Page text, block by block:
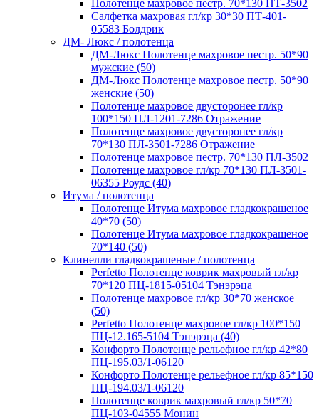
Полотенце махровое пестр. 70*130 ПТ-3502
Салфетка махровая гл/кр 30*30 ПТ-401-
05583 Болдрик
ДМ- Люкс / полотенца
ДМ-Люкс Полотенце махровое пестр. 50*90
мужские (50)
ДМ-Люкс Полотенце махровое пестр. 50*90
женские (50)
Полотенце махровое двусторонее гл/кр
100*150 ПЛ-1201-7286 Отражение
Полотенце махровое двусторонее гл/кр
70*130 ПЛ-3501-7286 Отражение
Полотенце махровое пестр. 70*130 ПЛ-3502
Полотенце махровое гл/кр 70*130 ПЛ-3501-
06355 Роудс (40)
Итума / полотенца
Полотенце Итума махровое гладкокрашеное
40*70 (50)
Полотенце Итума махровое гладкокрашеное
70*140 (50)
Клинелли гладкокрашеные / полотенца
Perfetto Полотенце коврик махровый гл/кр
70*120 ПЦ-1815-05104 Тэнэрэца
Полотенце махровое гл/кр 30*70 женское
(50)
Perfetto Полотенце махровое гл/кр 100*150
ПЦ-12.165-5104 Тэнэрэца (40)
Конфорто Полотенце рельефное гл/кр 42*80
ПЦ-195.03/1-06120
Конфорто Полотенце рельефное гл/кр 85*150
ПЦ-194.03/1-06120
Полотенце коврик махровый гл/кр 50*70
ПЦ-103-04555 Монин